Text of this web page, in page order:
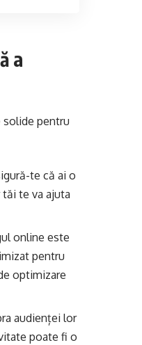
a
solide pentru
te că ai o
te va ajuta
online este
pentru
optimizare
audienței lor
poate fi o